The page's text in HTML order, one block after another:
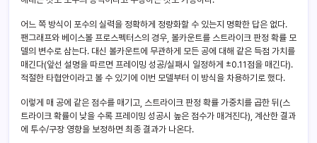
어느 쪽 방식이 포수의 실력을 정확하게 정량화할 수 있는지 명확한 답은 없다.
팬그래프와 베이스볼 프로스펙터스의 경우, 볼카운트를 스트라이크 판정 확률 모
델의 변수로 삼는다. 대신 볼카운트에 무관하게 모든 공에 대해 같은 득점 가치를
매긴다(앞선 설명을 따르면 프레이밍 성공/실패시 일정하게 ±0.11점을 매긴다).
적절한 타협안이라고 볼 수 있기에 이번 모델부터 이 방식을 차용하기로 했다.
이렇게 매 공에 같은 점수를 매기고, 스트라이크 판정 확률 가중치를 곱한 뒤(스
트라이크 확률이 낮을 수록 프레이밍 성공시 높은 점수가 매겨진다), 계산한 결과
에 투수/구장 영향을 보정하면 최종 결과가 나온다.